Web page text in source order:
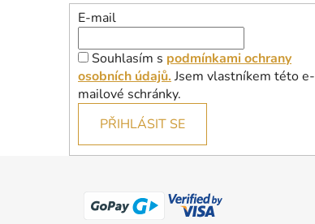
E-mail
Souhlasím s podmínkami ochrany
osobních údajů. Jsem vlastníkem této e-
mailové schránky.
PŘIHLÁSIT SE